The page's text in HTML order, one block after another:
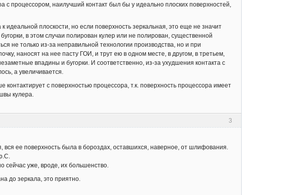
с процессором, наилучший контакт был бы у идеально плоских поверхностей,
идеальной плоскости, но если поверхность зеркальная, это еще не значит
в этом случаи полирован кулер или не полирован, существенной
не только из-за неправильной технологии производства, но и при
наносят на нее пасту ГОИ, и трут ею в одном месте, в другом, в третьем,
впадины и бугорки. И соответственно, из-за ухудшения контакта с
а увеличивается.
с поверхностью процессора, т.к. поверхность процессора имеет
кулера.
3
ее поверхность была в бороздах, оставшихся, наверное, от шлифования.
уже, вроде, их большенство.
до зеркала, это приятно.